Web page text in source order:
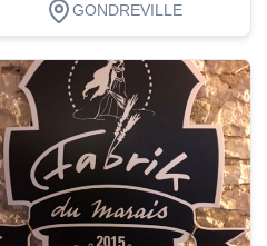
GONDREVILLE
Dégustation